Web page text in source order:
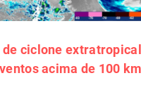
de ciclone
acima de 100